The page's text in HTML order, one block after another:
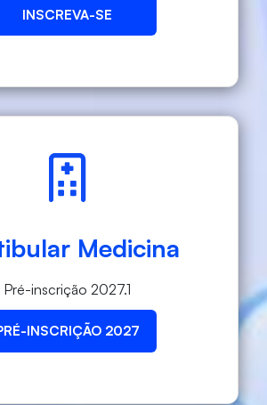
INSCREVA-SE
Medicina
Pré-inscrição 2027.1
INSCRIÇÃO 2027